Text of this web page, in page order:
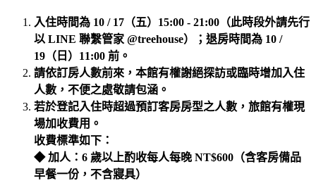
入住時間為 10 / 17（五）15:00 - 21:00（此時段外請先行
以 LINE 聯繫管家 @treehouse）；退房時間為 10 /
19（日）11:00 前。
請依訂房人數前來，本館有權謝絕探訪或臨時增加入住
人數，不便之處敬請包涵。
若於登記入住時超過預訂客房房型之人數，旅館有權現
場加收費用。
收費標準如下：
◆ 加人：6 歲以上酌收每人每晚 NT$600（含客房備品
早餐一份，不含寢具）